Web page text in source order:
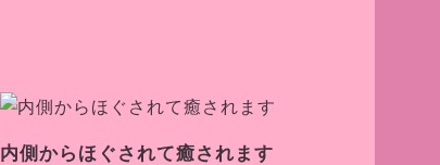
内側からほぐされて癒されます